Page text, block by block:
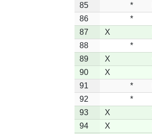
85
*
86
*
87
X
88
*
89
X
90
X
91
*
92
*
93
X
94
X